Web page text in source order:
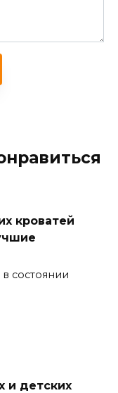
кроватей
состоянии
и детских